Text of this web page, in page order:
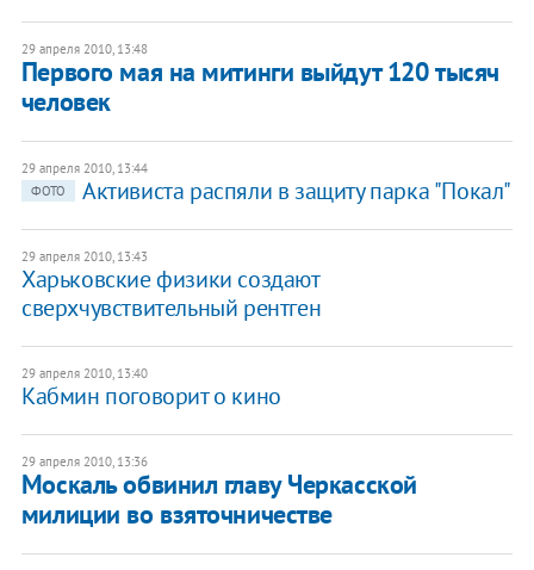
29 апреля 2010, 13:48
Первого мая на митинги выйдут 120 тысяч
человек
29 апреля 2010, 13:44
ФОТО
Активиста распяли в защиту парка "Покал"
29 апреля 2010, 13:43
Харьковские физики создают
сверхчувствительный рентген
29 апреля 2010, 13:40
Кабмин поговорит о кино
29 апреля 2010, 13:36
Москаль обвинил главу Черкасской
милиции во взяточничестве